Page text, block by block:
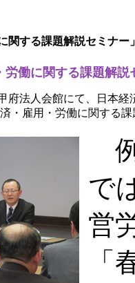
関する課題解説セミナー
労働に関する課題解
法人会館にて、日本経
・雇用・労働に関する
で
営
「